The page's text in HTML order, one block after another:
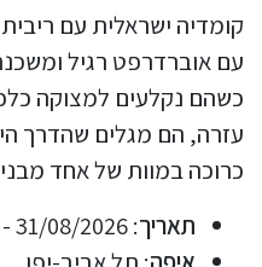
קומדיה ישראלית עם
עם אוברדרפט רגיל
כשהם נקלעים למצוקה
עזרה, הם מגלים שהדרך
כרוכה במוות של אחד מבני
תאריך: 31/08/2026 - 24/10/2026